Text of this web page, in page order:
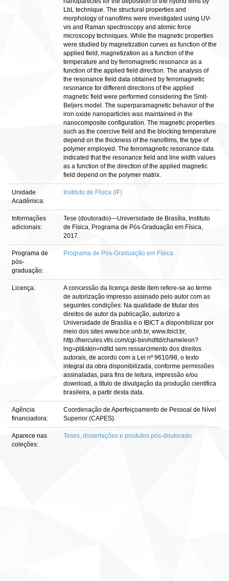
LbL technique. The structural properties and
morphology of nanofilms were investigated using UV-
vis and Raman spectroscopy and atomic force
microscopy techniques. While the magnetic properties
were studied by magnetization curves as function of the
applied field, magnetization as a function of the
temperature and by ferromagnetic resonance as a
function of the applied field direction. The analysis of
the resonance field data obtained by ferromagnetic
resonance for different directions of the applied
magnetic field were performed considering the Smit-
Beljers model. The superparamagnetic behavior of the
iron oxide nanoparticles was maintained in the
nanocomposite configuration. The magnetic properties
such as the coercive field and the blocking temperature
depend on the thickness of the nanofilms, the type of
polymer employed. The ferromagnetic resonance data
indicated that the resonance field and line width values
as a function of the direction of the applied magnetic
field depend on the polymer matrix.
Unidade
Acadêmica:
Instituto de Física (IF)
Informações
adicionais:
Tese (doutorado)—Universidade de Brasília, Instituto
de Física, Programa de Pós-Graduação em Física,
2017.
Programa de
pós-
graduação:
Programa de Pós-Graduação em Física
Licença:
A concessão da licença deste item refere-se ao termo
de autorização impresso assinado pelo autor com as
seguintes condições: Na qualidade de titular dos
direitos de autor da publicação, autorizo a
Universidade de Brasília e o IBICT a disponibilizar por
meio dos sites www.bce.unb.br, www.ibict.br,
http://hercules.vtls.com/cgi-bin/ndltd/chameleon?
lng=pt&skin=ndltd sem ressarcimento dos direitos
autorais, de acordo com a Lei nº 9610/98, o texto
integral da obra disponibilizada, conforme permissões
assinaladas, para fins de leitura, impressão e/ou
download, a título de divulgação da produção científica
brasileira, a partir desta data.
Agência
financiadora:
Coordenação de Aperfeiçoamento de Pessoal de Nível
Superior (CAPES).
Aparece nas
coleções:
Teses, dissertações e produtos pós-doutorado